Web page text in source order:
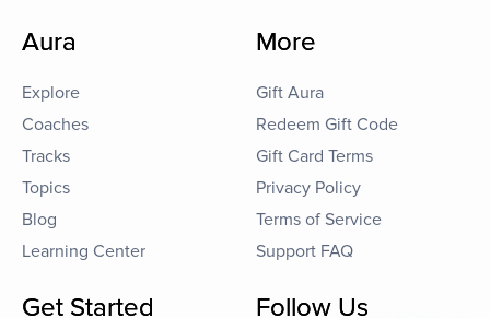
Aura
Explore
Coaches
Tracks
Topics
Blog
Learning Center
More
Gift Aura
Redeem Gift Code
Gift Card Terms
Privacy Policy
Terms of Service
Support FAQ
Get Started Follow Us